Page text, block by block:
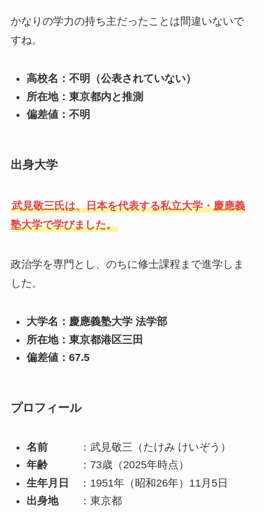
かなりの学力の持ち主だったことは間違いないで
すね。
高校名：不明（公表されていない）
所在地：東京都内と推測
偏差値：不明
出身大学
武見敬三氏は、日本を代表する私立大学・慶應義
塾大学で学びました。
政治学を専門とし、のちに修士課程まで進学しま
した。
大学名：慶應義塾大学 法学部
所在地：東京都港区三田
偏差値：67.5
プロフィール
名前：武見敬三（たけみ けいぞう）
年齢：73歳（2025年時点）
生年月日
：1951年（昭和26年）11月5日
出身地：東京都